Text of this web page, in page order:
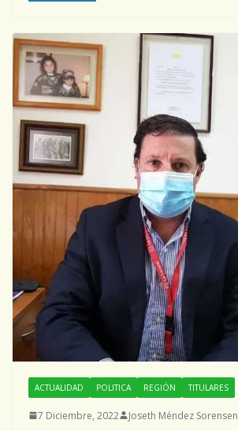
ACTUALIDAD POLITICA REGIÓN TITULARES
7 Diciembre, 2022 Joseth Méndez Sorensen